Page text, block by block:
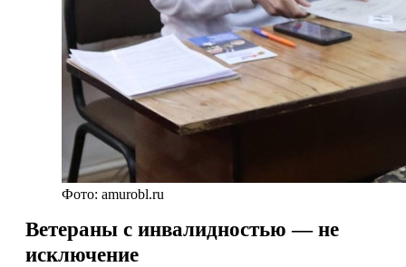
Фото: amurobl.ru
Ветераны с инвалидностью — не
исключение